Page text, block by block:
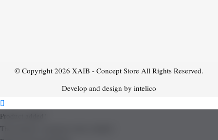
© Copyright 2026 XAIB - Concept Store All Rights Reserved.
Develop and design by intelico
Product added!
The product is already in the wishlist!